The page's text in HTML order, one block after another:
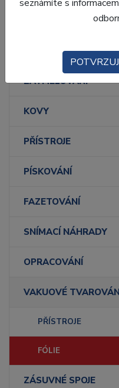
VOSKOVÁ
CAD/CAM
ZATMELOVÁNÍ
KOVY
PŘÍSTROJE
PÍSKOVÁNÍ
FAZETOVÁNÍ
SNÍMACÍ NÁHRADY
OPRACOVÁNÍ
VAKUOVÉ
PŘÍSTROJE
FÓLIE
ZÁSUVNÉ SPOJE
seznámíte s